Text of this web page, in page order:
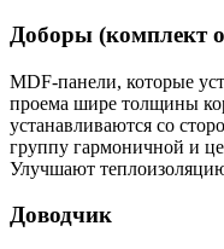
Доборы (комплект
MDF-панели, которые
проема шире толщины
устанавливаются со
группу гармоничной и
Улучшают
Доводчик